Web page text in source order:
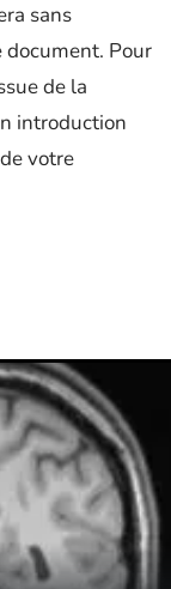
sans
Pour
de la
introduction
votre